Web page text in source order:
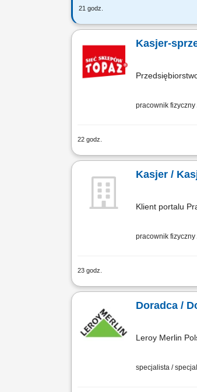
21 godz.
Co będziesz
Kasjer-
pracownik
22 godz.
Twoje zadania:
Kasjer /
Klient portalu
pracownik
23 godz.
Profesjonalna
Doradca /
Leroy Merlin
specjalista /